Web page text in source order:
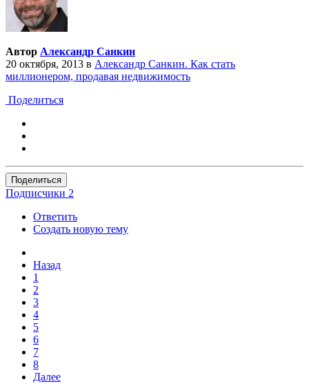
Автор Александр Санкин
20 октября, 2013 в Александр Санкин. Как стать
миллионером, продавая недвижимость
Поделиться
Поделиться
Подписчики 2
Ответить
Создать новую тему
Назад
1
2
3
4
5
6
7
8
Далее